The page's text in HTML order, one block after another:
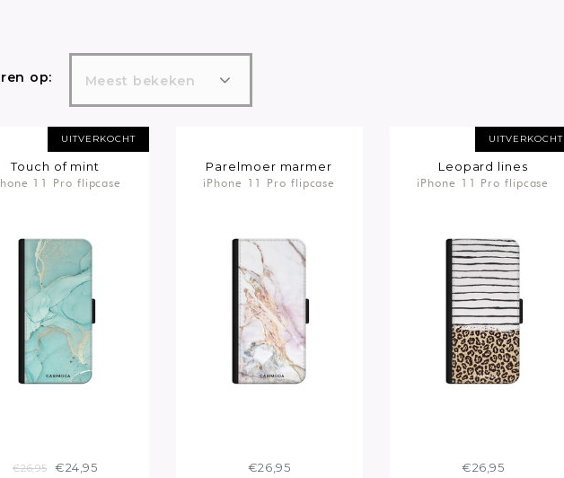
op: Meest bekeken
UITVERKOCHT
Touch of mint
11 Pro flipcase
€26,95 €24,95
Parelmoer marmer
iPhone 11 Pro flipcase
€26,95
UITVERKOCHT
Leopard lines
iPhone 11 Pro flipcase
€26,95